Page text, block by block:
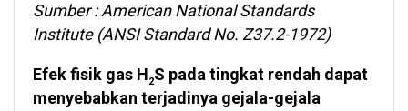
Sumber : American National Standards
Institute (ANSI Standard No. Z37.2-1972)
Efek fisik gas H2S pada tingkat rendah dapat
menyebabkan terjadinya gejala-gejala